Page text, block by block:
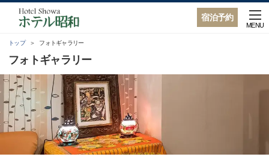
宿泊予約
MENU
トップ フォトギャラリー
フォトギャラリー